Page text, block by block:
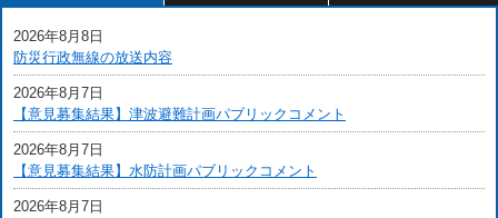
2026年8月8日
防災行政無線の放送内容
2026年8月7日
【意見募集結果】津波避難計画パブリックコメント
2026年8月7日
【意見募集結果】水防計画パブリックコメント
2026年8月7日